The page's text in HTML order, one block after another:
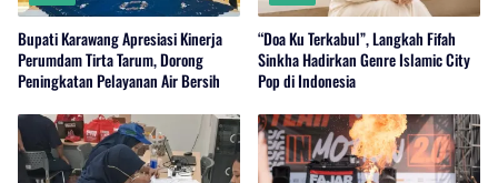
Bupati Karawang Apresiasi Kinerja
Perumdam Tirta Tarum, Dorong
Peningkatan Pelayanan Air Bersih
“Doa Ku Terkabul”, Langkah Fifah
Sinkha Hadirkan Genre Islamic City
Pop di Indonesia